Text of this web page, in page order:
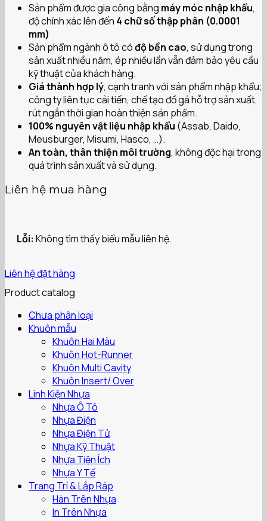
Sản phẩm được gia công bằng máy móc nhập khẩu,
độ chính xác lên đến 4 chữ số thập phân (0.0001
mm)
Sản phẩm ngành ô tô cóđộ bền cao, sử dụng trong
sản xuất nhiều năm, ép nhiều lần vẫn đảm bảo yêu cầu
kỹ thuật của khách hàng.
Giá thành hợp lý, cạnh tranh với sản phẩm nhập khẩu;
công ty liên tục cải tiến, chế tạo đồ gá hỗ trợ sản xuất,
rút ngắn thời gian hoàn thiện sản phẩm.
100% nguyên vật liệu nhập khẩu (Assab, Daido,
Meusburger, Misumi, Hasco, …).
An toàn, thân thiện môi trường, không độc hại trong
quá trình sản xuất và sử dụng.
Liên hệ mua hàng
Lỗi: Không tìm thấy biểu mẫu liên hệ.
Liên hệ đặt hàng
Product catalog
Chưa phân loại
Khuôn mẫu
Khuôn Hai Màu
Khuôn Hot-Runner
Khuôn Multi Cavity
Khuôn Insert/ Over
Linh Kiện Nhựa
Nhựa Ô Tô
Nhựa Điện
Nhựa Điện Tử
Nhựa Kỹ Thuật
Nhựa Tiện Ích
Nhựa Y Tế
Trang Trí & Lắp Ráp
Hàn Trên Nhựa
In Trên Nhựa